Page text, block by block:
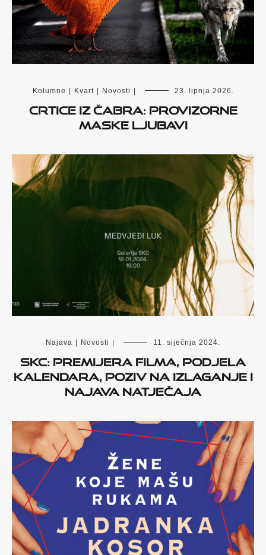
Kolumne Kvart Novosti 23. lipnja 2026.
Crtice iz Čabra: Provizorne
maske ljubavi
Najava Novosti 11. siječnja 2024.
SKC: premijera filma, podjela
kalendara, poziv na izlaganje i
najava natječaja